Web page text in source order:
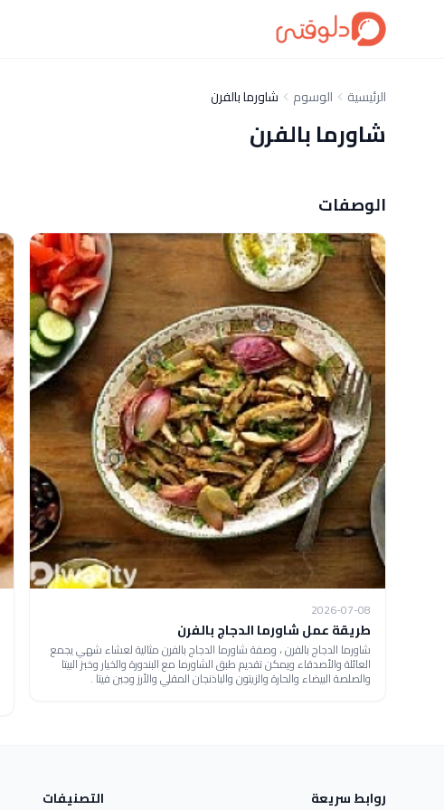
الرئيسية الوسوم شاورما بالفرن
شاورما بالفرن
الوصفات
2026-07-08
طريقة عمل شاورما الدجاج بالفرن
شاورما الدجاج بالفرن ، وصفة شاورما الدجاج بالفرن مثالية لعشاء شهي يجمع
العائلة والأصدقاء ويمكن تقديم طبق الشاورما مع البندورة والخيار وخبز البيتا
والصلصة البيضاء والحارة والزيتون والباذنجان المقلي والأرز وجبن فيتا .
روابط سريعة التصنيفات